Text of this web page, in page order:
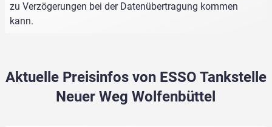
zu Verzögerungen bei der Datenübertragung kommen
kann.
Aktuelle Preisinfos von ESSO Tankstelle
Neuer Weg Wolfenbüttel